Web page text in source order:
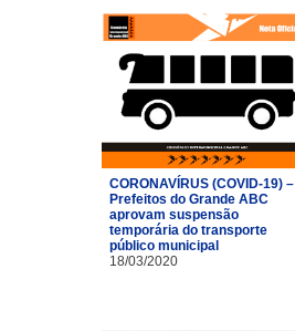
CORONAVÍRUS (COVID-19) –
Prefeitos do Grande ABC
aprovam suspensão
temporária do transporte
público municipal
18/03/2020